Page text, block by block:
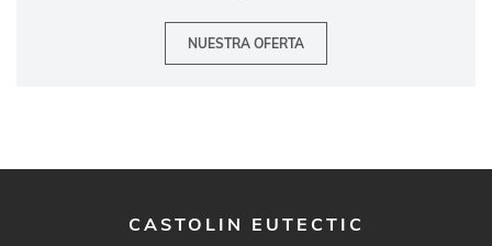
NUESTRA OFERTA
CASTOLIN EUTECTIC